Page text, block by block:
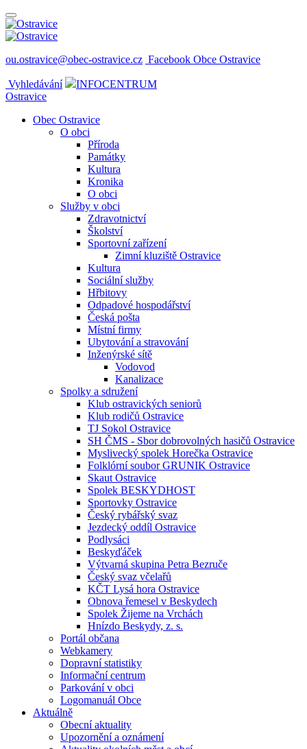
ou.ostravice@obec-ostravice.cz Facebook Obce Ostravice
Vyhledávání
INFOCENTRUM
Ostravice
Obec Ostravice
O obci
Příroda
Památky
Kultura
Kronika
O obci
Služby v obci
Zdravotnictví
Školství
Sportovní zařízení
Zimní kluziště Ostravice
Kultura
Sociální služby
Hřbitovy
Odpadové hospodářství
Česká pošta
Místní firmy
Ubytování a stravování
Inženýrské sítě
Vodovod
Kanalizace
Spolky a sdružení
Klub ostravických seniorů
Klub rodičů Ostravice
TJ Sokol Ostravice
SH ČMS - Sbor dobrovolných hasičů Ostravice
Myslivecký spolek Horečka Ostravice
Folklórní soubor GRUNIK Ostravice
Skaut Ostravice
Spolek BESKYDHOST
Sportovky Ostravice
Český rybářský svaz
Jezdecký oddíl Ostravice
Podlysáci
Beskyďáček
Výtvarná skupina Petra Bezruče
Český svaz včelařů
KČT Lysá hora Ostravice
Obnova řemesel v Beskydech
Spolek Žijeme na Vrchách
Hnízdo Beskydy, z. s.
Portál občana
Webkamery
Dopravní statistiky
Informační centrum
Parkování v obci
Logomanuál Obce
Aktuálně
Obecní aktuality
Upozornění a oznámení